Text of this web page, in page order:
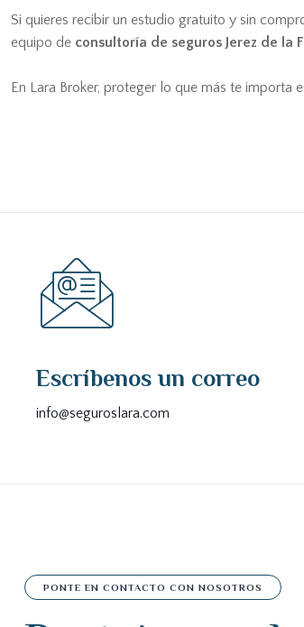
Si quieres recibir un estudio gratuito y sin
equipo de consultoría de seguros Jerez de la
En Lara Broker, proteger lo que más te importa
Escríbenos un correo
info@seguroslara.com
PONTE EN CONTACTO CON NOSOTROS